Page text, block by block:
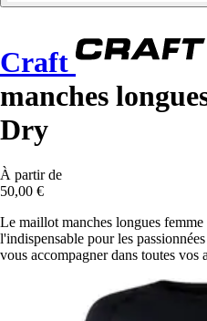
Craft
manches
Dry
À partir de
50,00 €
Le maillot manches longues
l'indispensable pour les
vous accompagner dans toutes vos